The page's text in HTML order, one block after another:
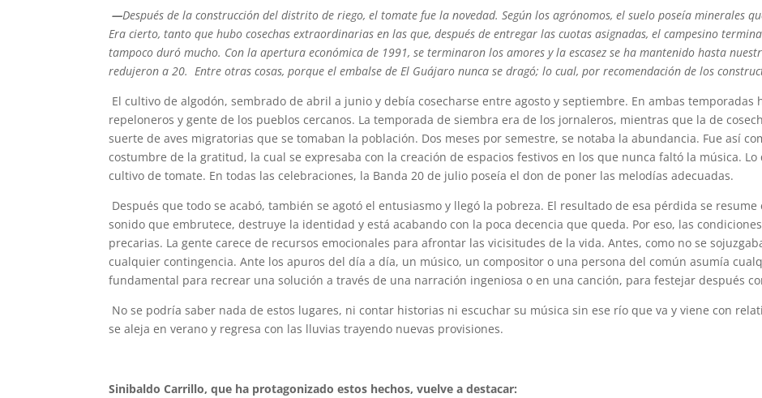
—Despuésde la construcción del distrito de riego, el tomate fue la novedad. Según los agrónomos, el suelo poseía minerales
Era cierto, tanto que hubo cosechas extraordinarias en las que, después de entregar las cuotas asignadas, el campesino
tampoco duró mucho. Con la apertura económica de 1991, se terminaron los amores y la escasez se ha mantenido hasta
redujeron a 20. Entre otras cosas, porque el embalse de El Guájaro nunca se dragó; lo cual, por recomendación de los
El cultivo de algodón, sembrado de abril a junio y debía cosecharse entre agosto y septiembre. En ambas temporadas
repeloneros y gente de los pueblos cercanos. La temporada de siembra era de los jornaleros, mientras que la de
suerte de aves migratorias que se tomaban la población. Dos meses por semestre, se notaba la abundancia. Fue así
costumbre de la gratitud, la cual se expresaba con la creación de espacios festivos en los que nunca faltó la música.
cultivo de tomate. En todas las celebraciones, la Banda 20 de julio poseía el don de poner las melodías adecuadas.
Después que todo se acabó, también se agotó el entusiasmo y llegó la pobreza. El resultado de esa pérdida se
sonido que embrutece, destruye la identidad y está acabando con la poca decencia que queda. Por eso, las
precarias. La gente carece de recursos emocionales para afrontar las vicisitudes de la vida. Antes, como no se
cualquier contingencia. Ante los apuros del día a día, un músico, un compositor o una persona del común asumía
fundamental para recrear una solución a través de una narración ingeniosa o en una canción, para festejar después
No se podría saber nada de estos lugares, ni contar historias ni escuchar su música sin ese río que va y viene con
se aleja en verano y regresa con las lluvias trayendo nuevas provisiones.
Sinibaldo Carrillo, que ha protagonizado estos hechos, vuelve a destacar: